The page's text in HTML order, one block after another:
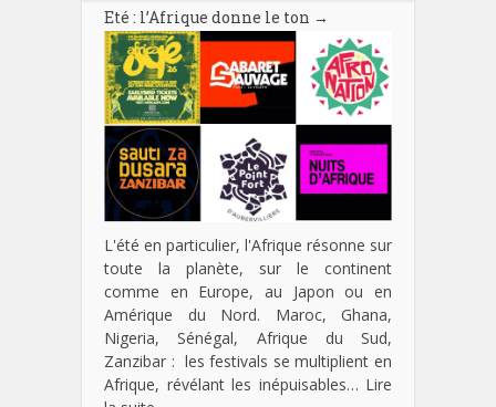
Eté : l’Afrique donne le ton →
L'été en particulier, l'Afrique résonne sur
toute la planète, sur le continent
comme en Europe, au Japon ou en
Amérique du Nord. Maroc, Ghana,
Nigeria, Sénégal, Afrique du Sud,
Zanzibar : les festivals se multiplient en
Afrique, révélant les inépuisables… Lire